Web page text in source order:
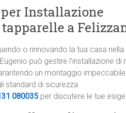
Installazione
a
o rinnovando la tua casa nella
può gestire l’installazione di
un montaggio
standard di sicurezza.
080035 per discutere le tue